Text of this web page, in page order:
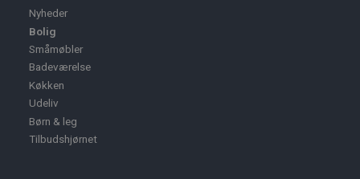
Nyheder
Bolig
Småmøbler
Badeværelse
Køkken
Udeliv
Børn & leg
Tilbudshjørnet